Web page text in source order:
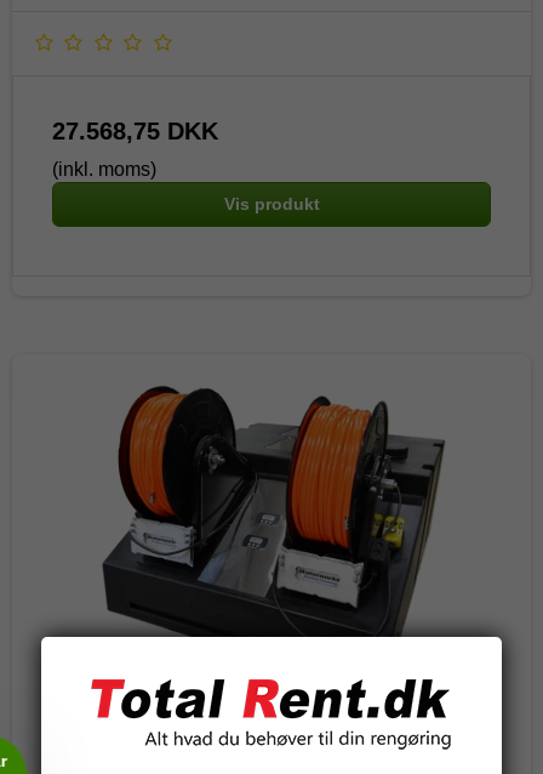
27.568,75 DKK
(inkl. moms)
Vis produkt